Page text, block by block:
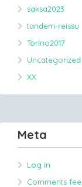
saksa2023
tandem-reissu
Torino2017
Uncategorized
XX
Meta
Log in
Comments